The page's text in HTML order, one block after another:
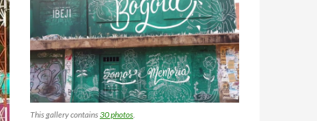
This gallery contains30 photos.